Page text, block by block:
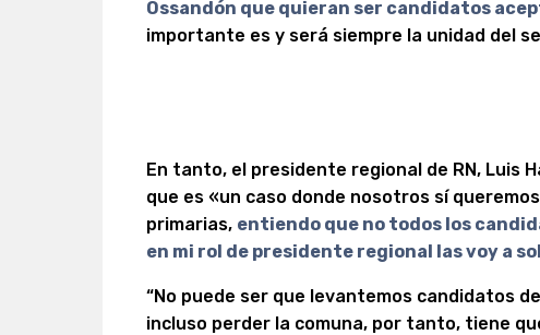
Ossandón que quieran ser candidatos
importante es y será siempre la unidad del
En tanto, el presidente regional de RN, Luis
que es «un caso donde nosotros sí
primarias, entiendo que no todos los
en mi rol de presidente regional las voy a
“No puede ser que levantemos candidatos
incluso perder la comuna, por tanto, tiene